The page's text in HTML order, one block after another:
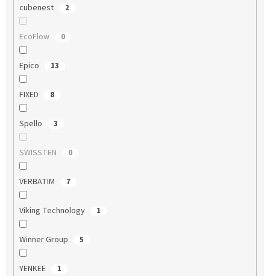
cubenest 2
EcoFlow 0
Epico 13
FIXED 8
Spello 3
SWISSTEN 0
VERBATIM 7
Viking Technology 1
Winner Group 5
YENKEE 1